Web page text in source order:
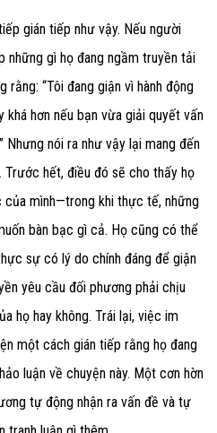
gián tiếp như vậy. Nếu người
những gì họ đang ngầm truyền tải
rằng: “Tôi đang giận vì hành động
hơn nếu bạn vừa giải quyết vấn
Nhưng nói ra như vậy lại mang đến
Trước hết, điều đó sẽ cho thấy họ
của mình—trong khi thực tế, những
bàn bạc gì cả. Họ cũng có thể
sự có lý do chính đáng để giận
yêu cầu đối phương phải chịu
họ hay không. Trái lại, việc im
một cách gián tiếp rằng họ đang
luận về chuyện này. Một cơn hờn
tự động nhận ra vấn đề và tự